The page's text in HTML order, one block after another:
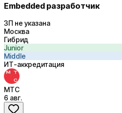
Embedded разработчик
ЗП не указана
Москва
Гибрид
Junior
Middle
ИТ-аккредитация
МТС
6 авг.